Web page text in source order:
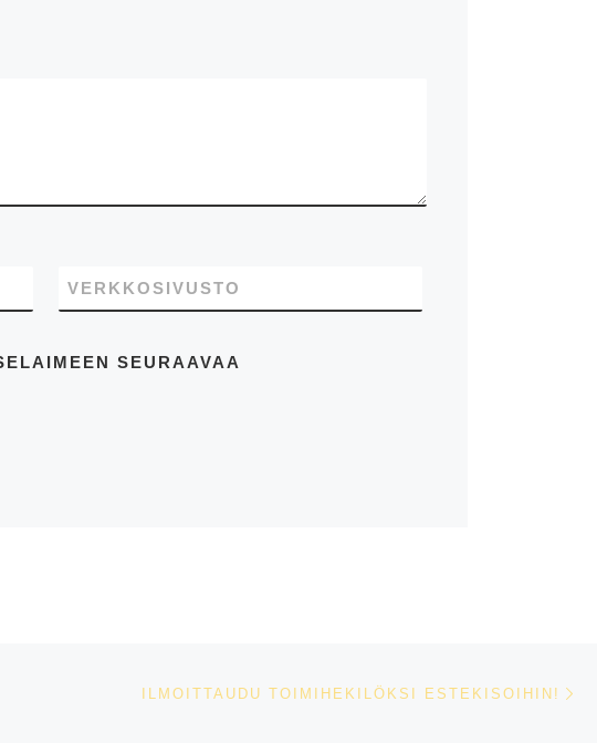
VERKKOSIVUSTO
SEURAAVAA
ILMOITTAUDU TOIMIHEKILÖKSI ESTEKISOIHIN!